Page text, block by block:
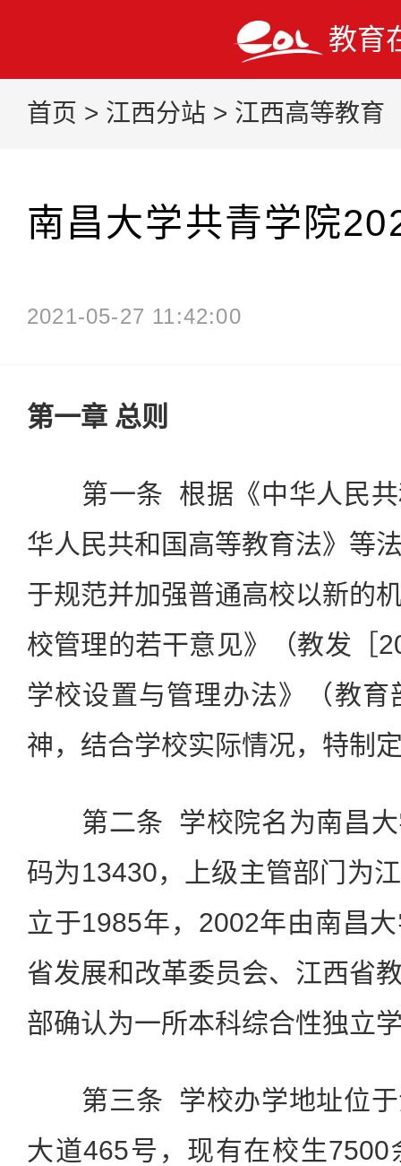
教育
首页 > 江西分站 > 江西高等教育
南昌大学共青学院
2021-05-27 11:42:00
第一章 总则
第一条 根据《中华人民共
华人民共和国高等教育法》等
于规范并加强普通高校以新的
校管理的若干意见》（教发［
学校设置与管理办法》（教
神，结合学校实际情况，特制
第二条 学校院名为南昌大
码为13430，上级主管部门为
立于1985年，2002年由南昌
省发展和改革委员会、江西省
部确认为一所本科综合性独立
第三条 学校办学地址位于
大道465号，现有在校生